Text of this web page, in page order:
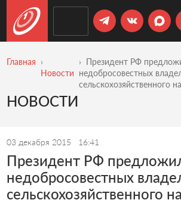
Главная
Новости
Президент РФ
недобросовестных
сельскохозяйственного
НОВОСТИ
03 декабря 2015 16:41
Президент РФ
недобросовестных
сельскохозяйственного